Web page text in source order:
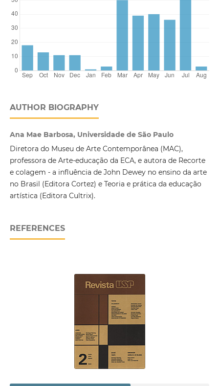
AUTHOR BIOGRAPHY
Ana Mae Barbosa, Universidade de São Paulo
Diretora do Museu de Arte Contemporânea (MAC),
professora de Arte-educação da ECA, e autora de Recorte
e colagem - a influência de John Dewey no ensino da arte
no Brasil (Editora Cortez) e Teoria e prática da educação
artística (Editora Cultrix).
REFERENCES